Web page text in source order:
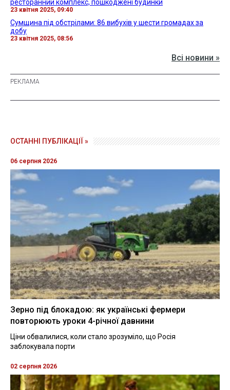
ресторанний комплекс, пошкоджені будинки
23 квітня 2025, 09:40
Сумщина під обстрілами: 86 вибухів у шести громадах за
добу
23 квітня 2025, 08:56
Всі новини »
ОСТАННІ ПУБЛІКАЦІЇ »
06 серпня 2026
Зерно під блокадою: як українські фермери
повторюють уроки 4-річної давнини
Ціни обвалилися, коли стало зрозуміло, що Росія
заблокувала порти
02 серпня 2026